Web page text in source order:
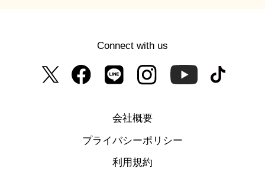
Connect with us
会社概要
プライバシーポリシー
利用規約